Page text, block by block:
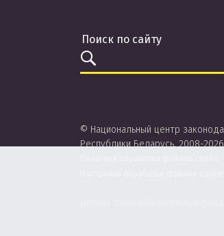
© Национальный центр
Республики Беларусь, 2008-